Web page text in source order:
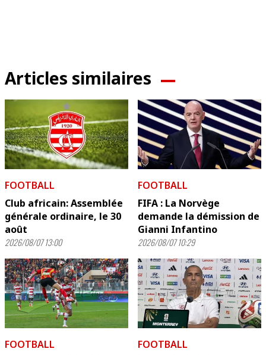
Articles similaires
FOOTBALL
Club africain: Assemblée
générale ordinaire, le 30
août
2026/08/07 13:00
FOOTBALL
FIFA : La Norvège
demande la démission de
Gianni Infantino
2026/08/07 10:29
FOOTBALL
FOOTBALL